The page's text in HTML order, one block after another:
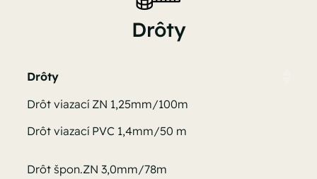
Kontakt
Drôty
Drôty
Drôt viazací ZN 1,25mm/100m
Drôt viazací PVC 1,4mm/50 m
Drôt špon.ZN 3,0mm/78m